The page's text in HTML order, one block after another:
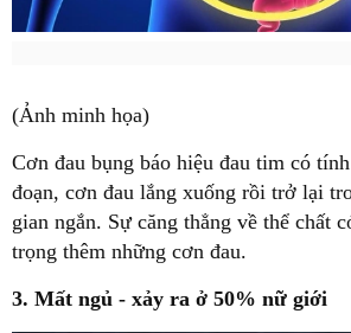
(Ảnh minh họa)
Cơn đau bụng báo hiệu đau tim có
đoạn, cơn đau lắng xuống rồi trở lại
gian ngắn. Sự căng thẳng về thể chất
trọng thêm những cơn đau.
3. Mất ngủ - xảy ra ở 50% nữ giới